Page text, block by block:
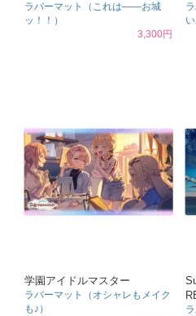
ラバーマット（これは――お城
ッ！！）
3,300円
学園アイドルマスター
ラバーマット（オシャレもメイク
も♪）